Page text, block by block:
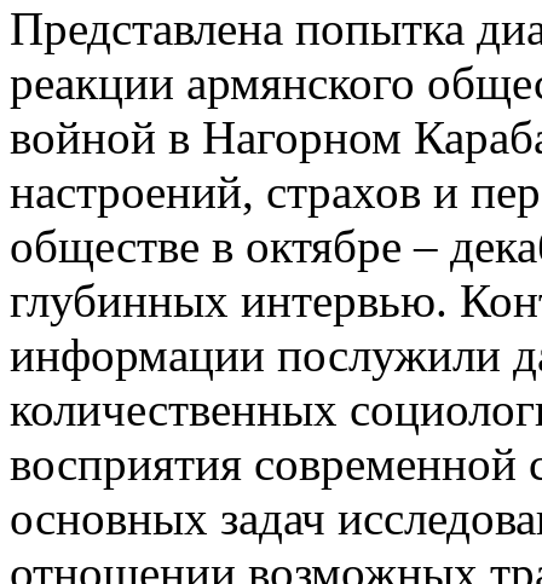
Представлена попытка
реакции армянского
войной в Нагорном
настроений, страхов и
обществе в октябре –
глубинных интервью.
информации послужили
количественных
восприятия
основных задач
отношении возможных